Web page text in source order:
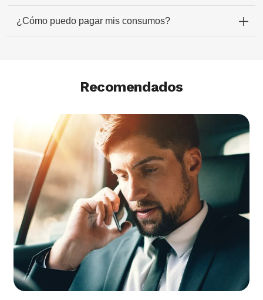
¿Cómo puedo pagar mis consumos?
Recomendados